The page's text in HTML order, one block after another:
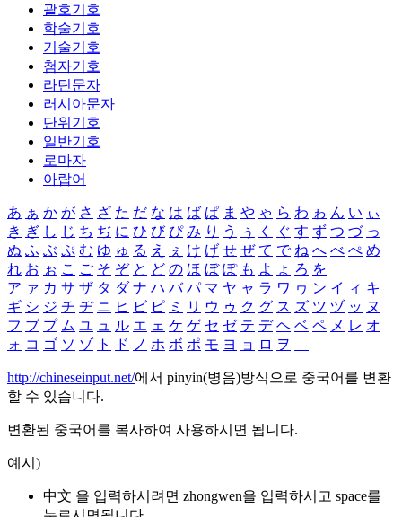
괄호기호
학술기호
기술기호
첨자기호
라틴문자
러시아문자
단위기호
일반기호
로마자
아랍어
あ ぁ か が さ ざ た だ な は ば ぱ ま や ゃ ら わ ゎ ん い ぃ
き ぎ し じ ち ぢ に ひ び ぴ み り う ぅ く ぐ す ず つ づ っ
ぬ ふ ぶ ぷ む ゆ ゅ る え ぇ け げ せ ぜ て で ね へ べ ぺ め
れ お ぉ こ ご そ ぞ と ど の ほ ぼ ぽ も よ ょ ろ を
ア ァ カ サ ザ タ ダ ナ ハ バ パ マ ヤ ャ ラ ワ ヮ ン イ ィ キ
ギ シ ジ チ ヂ ニ ヒ ビ ピ ミ リ ウ ゥ ク グ ス ズ ツ ヅ ッ ヌ
フ ブ プ ム ユ ュ ル エ ェ ケ ゲ セ ゼ テ デ ヘ ベ ペ メ レ オ
ォ コ ゴ ソ ゾ ト ド ノ ホ ボ ポ モ ヨ ョ ロ ヲ ―
http://chineseinput.net/에서 pinyin(병음)방식으로 중국어를 변환
할 수 있습니다.
변환된 중국어를 복사하여 사용하시면 됩니다.
예시)
中文 을 입력하시려면 zhongwen을 입력하시고 space를